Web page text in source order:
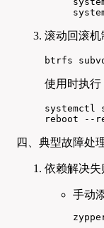
滚动回滚机
btrfs
使用时执行
systemctl
reboot --
四、典型故障处
依赖解决失
手动